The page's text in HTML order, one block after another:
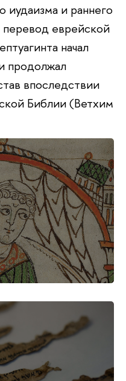
иудаизма и раннего
перевод еврейской
начал
продолжал
впоследствии
Библии (Ветхим